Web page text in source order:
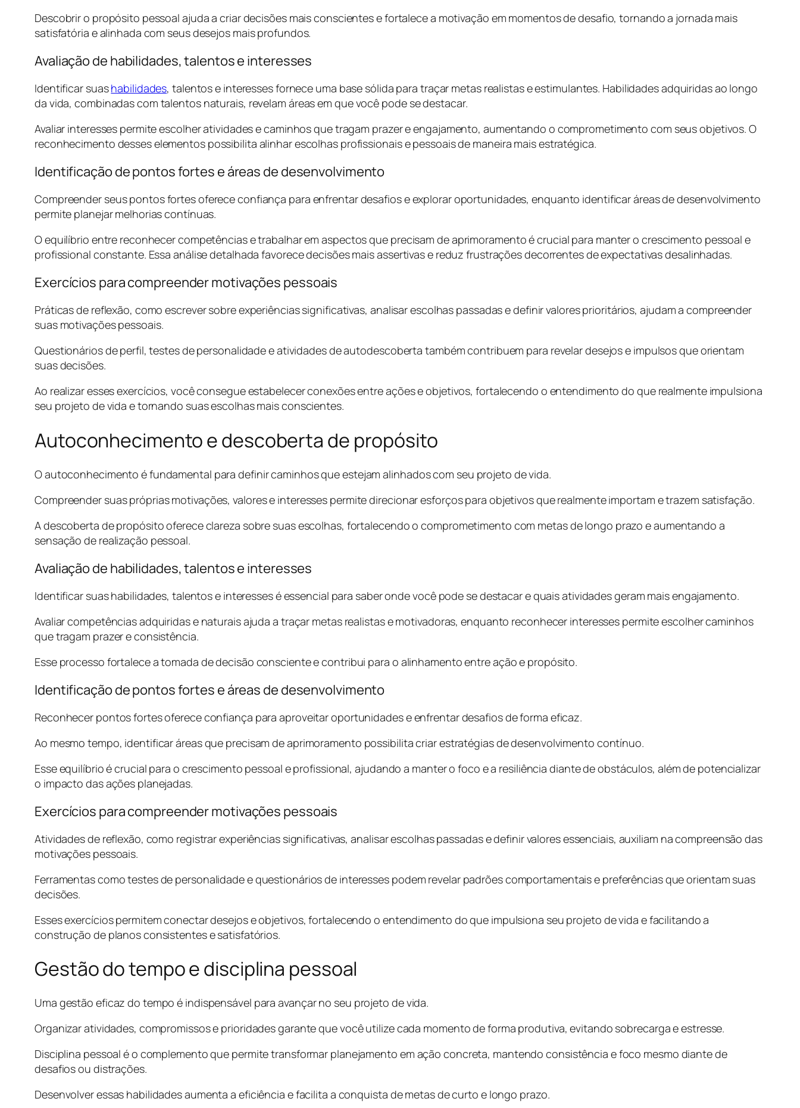
Descobrir o propósito pessoal ajuda a criar decisões mais conscientes e fortalece a motivação em momentos de desafio, tornando a jornada mais
satisfatória e alinhada com seus desejos mais profundos.
Avaliação de habilidades, talentos e interesses
Identificar suashabilidades, talentos e interesses fornece uma base sólida para traçar metas realistas e estimulantes. Habilidades adquiridas ao longo
da vida, combinadas com talentos naturais, revelam áreas em que você pode se destacar.
Avaliar interesses permite escolher atividades e caminhos que tragam prazer e engajamento, aumentando o comprometimento com seus objetivos. O
reconhecimento desses elementos possibilita alinhar escolhas profissionais e pessoais de maneira mais estratégica.
Identificação de pontos fortes e áreas de desenvolvimento
Compreender seus pontos fortes oferece confiança para enfrentar desafios e explorar oportunidades, enquanto identificar áreas de desenvolvimento
permite planejar melhorias contínuas.
O equilíbrio entre reconhecer competências e trabalhar em aspectos que precisam de aprimoramento é crucial para manter o crescimento pessoal e
profissional constante. Essa análise detalhada favorece decisões mais assertivas e reduz frustrações decorrentes de expectativas desalinhadas.
Exercícios para compreender motivações pessoais
Práticas de reflexão, como escrever sobre experiências significativas, analisar escolhas passadas e definir valores prioritários, ajudam a compreender
suas motivações pessoais.
Questionários de perfil, testes de personalidade e atividades de autodescoberta também contribuem para revelar desejos e impulsos que orientam
suas decisões.
Ao realizar esses exercícios, você consegue estabelecer conexões entre ações e objetivos, fortalecendo o entendimento do que realmente impulsiona
seu projeto de vida e tornando suas escolhas mais conscientes.
Autoconhecimento e descoberta de propósito
O autoconhecimento é fundamental para definir caminhos que estejam alinhados com seu projeto de vida.
Compreender suas próprias motivações, valores e interesses permite direcionar esforços para objetivos que realmente importam e trazem satisfação.
A descoberta de propósito oferece clareza sobre suas escolhas, fortalecendo o comprometimento com metas de longo prazo e aumentando a
sensação de realização pessoal.
Avaliação de habilidades, talentos e interesses
Identificar suas habilidades, talentos e interesses é essencial para saber onde você pode se destacar e quais atividades geram mais engajamento.
Avaliar competências adquiridas e naturais ajuda a traçar metas realistas e motivadoras, enquanto reconhecer interesses permite escolher caminhos
que tragam prazer e consistência.
Esse processo fortalece a tomada de decisão consciente e contribui para o alinhamento entre ação e propósito.
Identificação de pontos fortes e áreas de desenvolvimento
Reconhecer pontos fortes oferece confiança para aproveitar oportunidades e enfrentar desafios de forma eficaz.
Ao mesmo tempo, identificar áreas que precisam de aprimoramento possibilita criar estratégias de desenvolvimento contínuo.
Esse equilíbrio é crucial para o crescimento pessoal e profissional, ajudando a manter o foco e a resiliência diante de obstáculos, além de potencializar
o impacto das ações planejadas.
Exercícios para compreender motivações pessoais
Atividades de reflexão, como registrar experiências significativas, analisar escolhas passadas e definir valores essenciais, auxiliam na compreensão das
motivações pessoais.
Ferramentas como testes de personalidade e questionários de interesses podem revelar padrões comportamentais e preferências que orientam suas
decisões.
Esses exercícios permitem conectar desejos e objetivos, fortalecendo o entendimento do que impulsiona seu projeto de vida e facilitando a
construção de planos consistentes e satisfatórios.
Gestão do tempo e disciplina pessoal
Uma gestão eficaz do tempo é indispensável para avançar no seu projeto de vida.
Organizar atividades, compromissos e prioridades garante que você utilize cada momento de forma produtiva, evitando sobrecarga e estresse.
Disciplina pessoal é o complemento que permite transformar planejamento em ação concreta, mantendo consistência e foco mesmo diante de
desafios ou distrações.
Desenvolver essas habilidades aumenta a eficiência e facilita a conquista de metas de curto e longo prazo.